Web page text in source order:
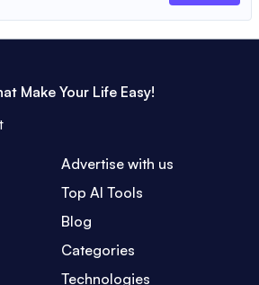
Make Your Life Easy!
Advertise with us
Top AI Tools
Blog
Categories
Technologies